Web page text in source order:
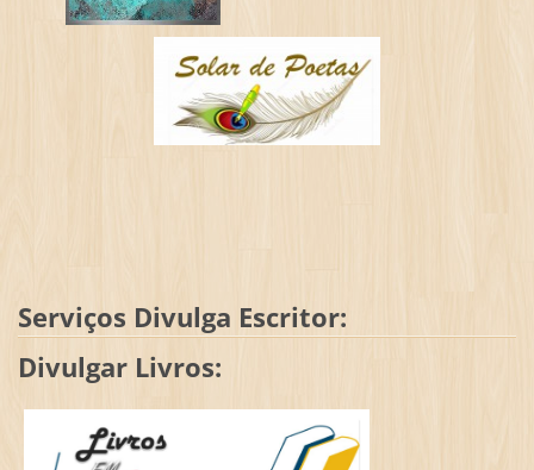
Serviços Divulga Escritor:
Divulgar Livros: